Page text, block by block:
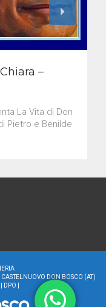
–
La Vita di Don
Pietro e Benilde
DON BOSCO (AT)
DPO